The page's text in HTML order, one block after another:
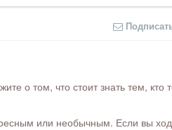
о том, что стоит знать тем, кто
или необычным. Если вы